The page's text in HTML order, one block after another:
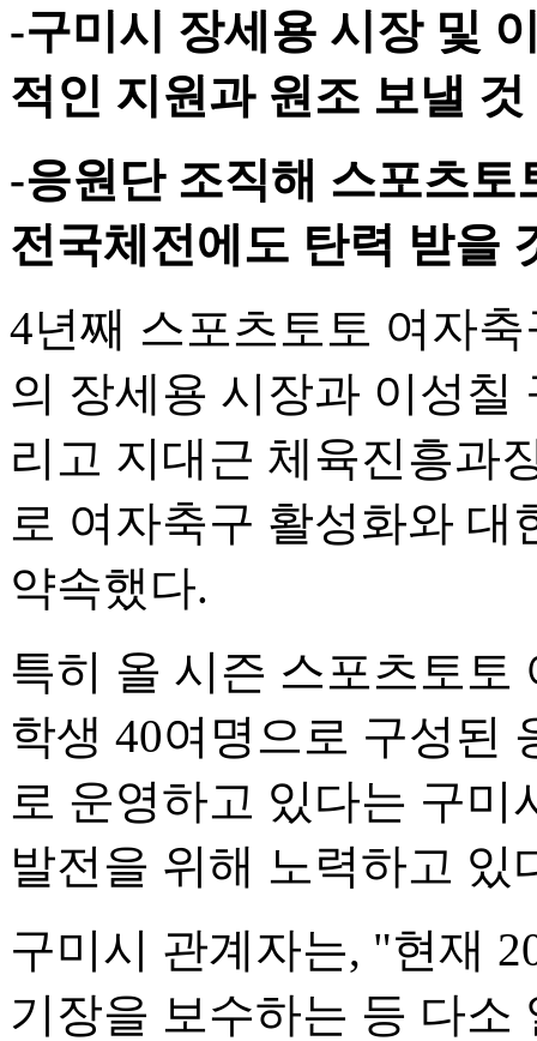
-구미시 장세용 시장 및
적인 지원과 원조 보낼 것
-응원단 조직해 스포츠
전국체전에도 탄력 받을
4년째 스포츠토토 여자
의 장세용 시장과 이성칠
리고 지대근 체육진흥과
로 여자축구 활성화와
약속했다.
특히 올 시즌 스포츠토토
학생 40여명으로 구성된
로 운영하고 있다는 구미
발전을 위해 노력하고 있
구미시 관계자는, "현재
기장을 보수하는 등 다소